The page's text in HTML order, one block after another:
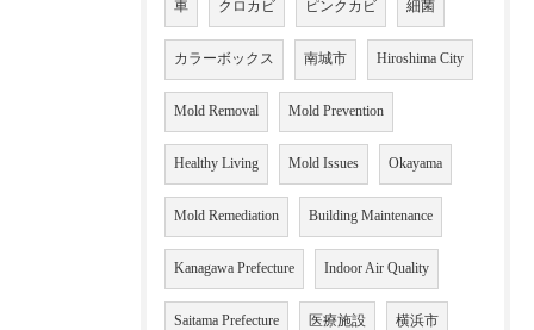
車 クロカビ ピンクカビ 細菌
カラーボックス 南城市 Hiroshima City
Mold Removal Mold Prevention
Healthy Living Mold Issues Okayama
Mold Remediation Building Maintenance
Kanagawa Prefecture Indoor Air Quality
Saitama Prefecture 医療施設 横浜市